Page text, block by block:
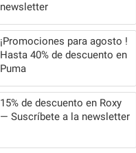
newsletter
¡Promociones para agosto !
Hasta 40% de descuento en
Puma
15% de descuento en Roxy
— Suscríbete a la newsletter